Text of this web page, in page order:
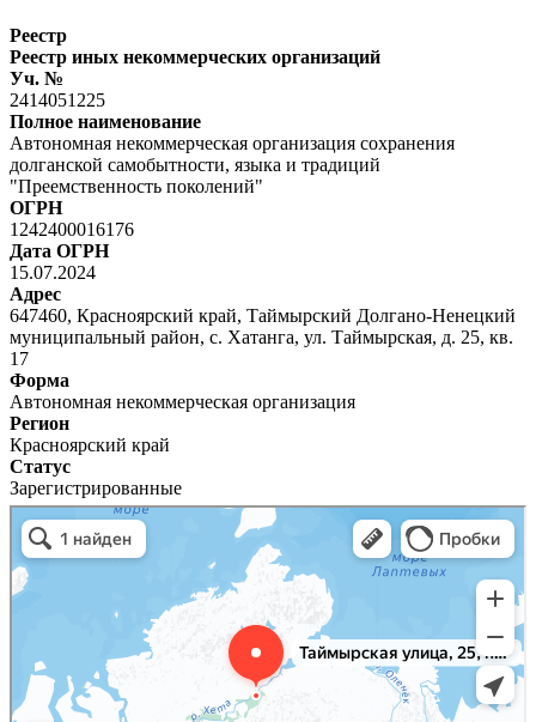
Реестр
Реестр иных некоммерческих организаций
Уч. №
2414051225
Полное наименование
Автономная некоммерческая организация сохранения
долганской самобытности, языка и традиций
"Преемственность поколений"
ОГРН
1242400016176
Дата ОГРН
15.07.2024
Адрес
647460, Красноярский край, Таймырский Долгано-Ненецкий
муниципальный район, с. Хатанга, ул. Таймырская, д. 25, кв.
17
Форма
Автономная некоммерческая организация
Регион
Красноярский край
Статус
Зарегистрированные